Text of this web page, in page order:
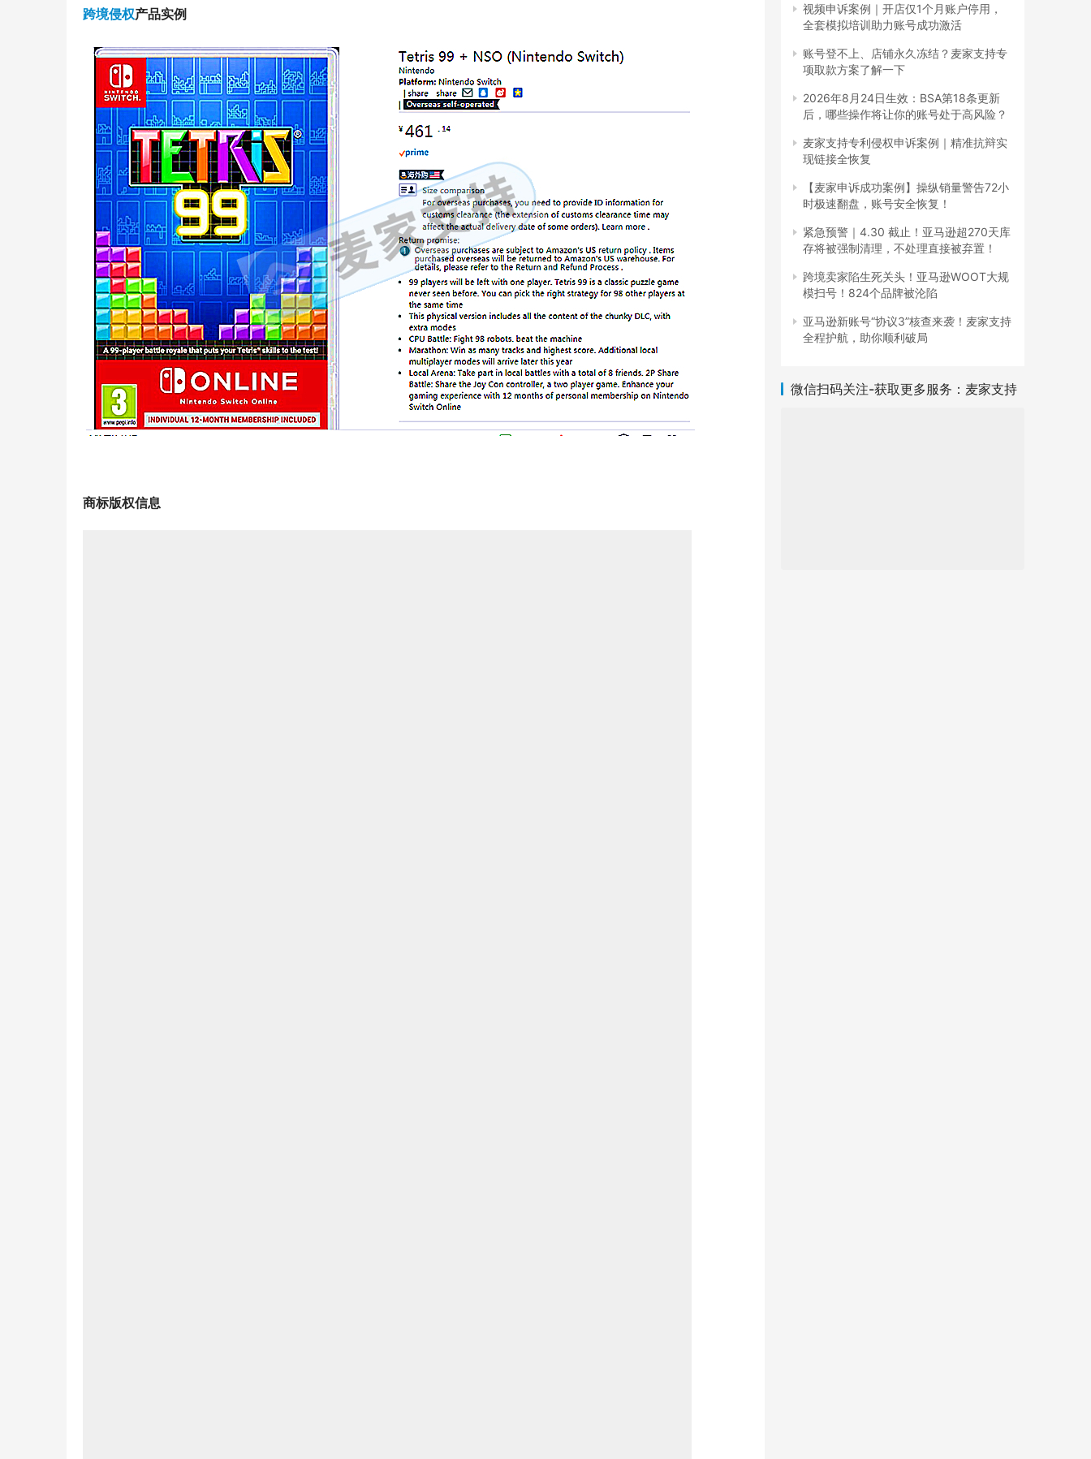
跨境侵权产品实例
商标版权信息
视频申诉案例｜开店仅1个月账户停用，
全套模拟培训助力账号成功激活
账号登不上、店铺永久冻结？麦家支持专
项取款方案了解一下
2026年8月24日生效：BSA第18条更新
后，哪些操作将让你的账号处于高风险？
麦家支持专利侵权申诉案例｜精准抗辩实
现链接全恢复
【麦家申诉成功案例】操纵销量警告72小
时极速翻盘，账号安全恢复！
紧急预警｜4.30 截止！亚马逊超270天库
存将被强制清理，不处理直接被弃置！
跨境卖家陷生死关头！亚马逊WOOT大规
模扫号！824个品牌被沦陷
亚马逊新账号“协议3”核查来袭！麦家支持
全程护航，助你顺利破局
微信扫码关注-获取更多服务：麦家支持